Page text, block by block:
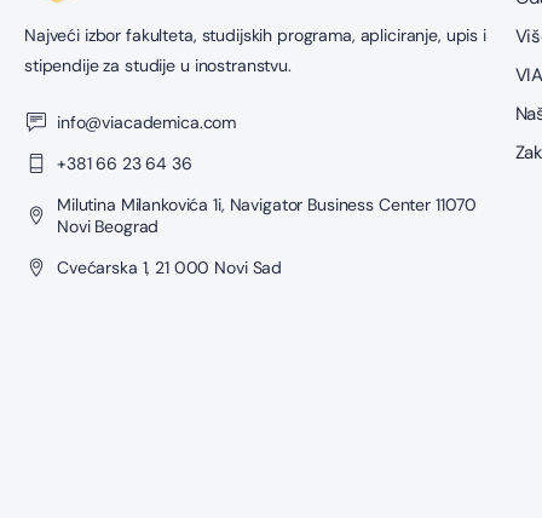
Najveći izbor fakulteta, studijskih programa, apliciranje, upis i
stipendije za studije u inostranstvu.
info@viacademica.com
+381 66 23 64 36
Milutina Milankovića 1i, Navigator Business Center 11070
Novi Beograd
Cvećarska 1, 21 000 Novi Sad